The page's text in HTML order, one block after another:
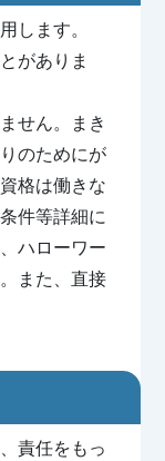
します。
がありま
せん。まき
のためにが
格は働きな
件等詳細に
ハローワー
また、直接
責任をもっ